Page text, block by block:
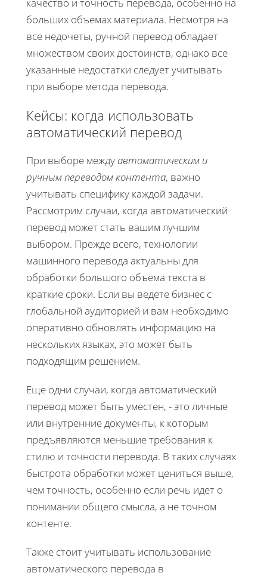
больших объемах материала. Несмотря на
все недочеты, ручной перевод обладает
множеством своих достоинств, однако все
указанные недостатки следует учитывать
при выборе метода перевода.
Кейсы: когда использовать
автоматический перевод
При выборе между автоматическим и
ручным переводом контента, важно
учитывать специфику каждой задачи.
Рассмотрим случаи, когда автоматический
перевод может стать вашим лучшим
выбором. Прежде всего, технологии
машинного перевода актуальны для
обработки большого объема текста в
краткие сроки. Если вы ведете бизнес с
глобальной аудиторией и вам необходимо
оперативно обновлять информацию на
нескольких языках, это может быть
подходящим решением.
Еще одни случаи, когда автоматический
перевод может быть уместен, - это личные
или внутренние документы, к которым
предъявляются меньшие требования к
стилю и точности перевода. В таких случаях
быстрота обработки может цениться выше,
чем точность, особенно если речь идет о
понимании общего смысла, а не точном
контенте.
Также стоит учитывать использование
автоматического перевода в